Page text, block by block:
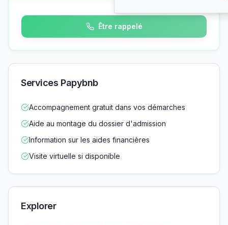
Être rappelé
Services Papybnb
Accompagnement gratuit dans vos démarches
Aide au montage du dossier d'admission
Information sur les aides financières
Visite virtuelle si disponible
Explorer